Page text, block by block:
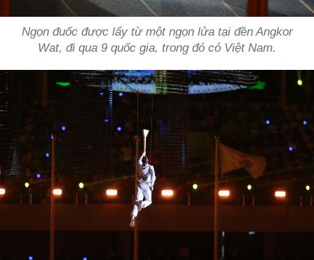
Ngọn đuốc được lấy từ một ngọn lửa tại đền Angkor
Wat, đi qua 9 quốc gia, trong đó có Việt Nam.